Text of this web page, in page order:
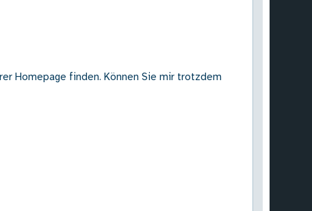
Homepage finden. Können Sie mir trotzdem